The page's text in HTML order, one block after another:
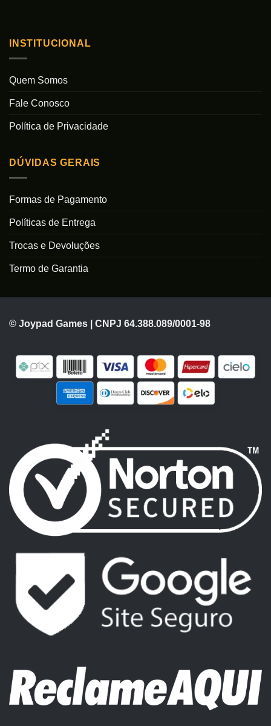
INSTITUCIONAL
Quem Somos
Fale Conosco
Política de Privacidade
DÚVIDAS GERAIS
Formas de Pagamento
Políticas de Entrega
Trocas e Devoluções
Termo de Garantia
© Joypad Games | CNPJ 64.388.089/0001-98